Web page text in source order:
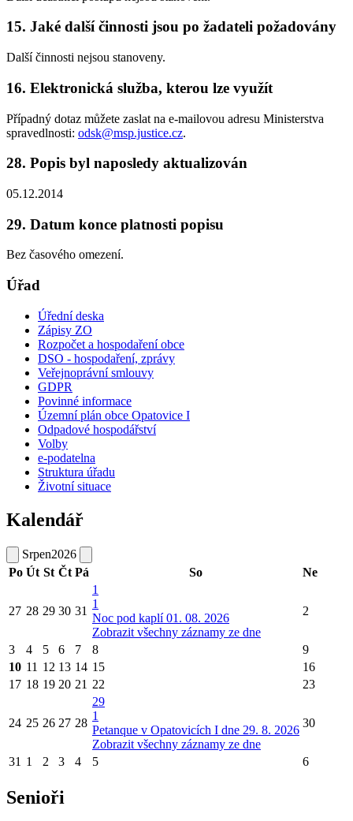
15. Jaké další činnosti jsou po žadateli požadovány
Další činnosti nejsou stanoveny.
16. Elektronická služba, kterou lze využít
Případný dotaz můžete zaslat na e-mailovou adresu Ministerstva
spravedlnosti: odsk@msp.justice.cz.
28. Popis byl naposledy aktualizován
05.12.2014
29. Datum konce platnosti popisu
Bez časového omezení.
Úřad
Úřední deska
Zápisy ZO
Rozpočet a hospodaření obce
DSO - hospodaření, zprávy
Veřejnoprávní smlouvy
GDPR
Povinné informace
Územní plán obce Opatovice I
Odpadové hospodářství
Volby
e-podatelna
Struktura úřadu
Životní situace
Kalendář
Srpen2026
Po Út St Čt Pá So Ne
27 28 29 30 31
1
1
Noc pod kaplí 01. 08. 2026
Zobrazit všechny záznamy ze dne
2
3 4 5 6 7 8
9
10 11 12 13 14 15
16
17 18 19 20 21 22 23
24 25 26 27 28
29
1
Petanque v Opatovicích I dne 29. 8. 2026
Zobrazit všechny záznamy ze dne
30
31 1 2 3 4 5 6
Senioři